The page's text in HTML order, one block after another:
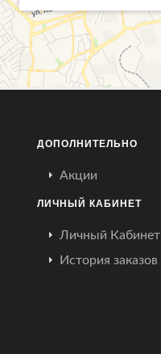
ДОПОЛНИТЕЛЬНО
Акции
ЛИЧНЫЙ КАБИНЕТ
Личный Кабинет
История заказов